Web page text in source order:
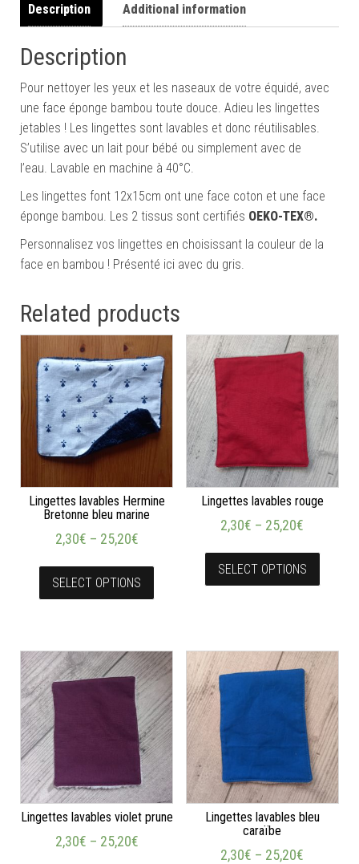
Description Additional information
Description
Pour nettoyer les yeux et les naseaux de votre équidé, avec
une face éponge bambou toute douce. Adieu les lingettes
jetables ! Les lingettes sont lavables et donc réutilisables.
S’utilise avec un lait pour bébé ou simplement avec de
l’eau. Lavable en machine à 40°C.
Les lingettes font 12x15cm ont une face coton et une face
éponge bambou. Les 2 tissus sont certifiés OEKO-TEX®.
Personnalisez vos lingettes en choisissant la couleur de la
face en bambou ! Présenté ici avec du gris.
Related products
Lingettes lavables Hermine
Bretonne bleu marine
2,30€ – 25,20€
SELECT OPTIONS
Lingettes lavables rouge
2,30€ – 25,20€
SELECT OPTIONS
Lingettes lavables violet prune
2,30€ – 25,20€
Lingettes lavables bleu
caraïbe
2,30€ – 25,20€